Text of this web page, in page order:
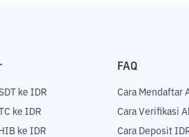
ke IDR
ke IDR
ke IDR
FAQ
Cara Mendaftar
Cara Verifikasi
Cara Deposit